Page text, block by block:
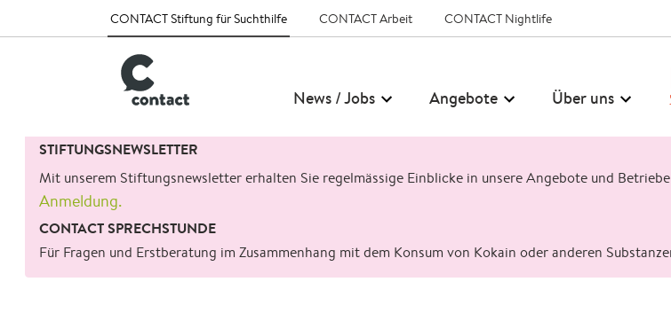
CONTACT Stiftung für Suchthilfe CONTACT Arbeit CONTACT Nightlife
News / Jobs Angebote Über uns
nach:
STIFTUNGSNEWSLETTER
Mit unserem Stiftungsnewsletter erhalten Sie regelmässige Einblicke in unsere Angebote und
Anmeldung.
CONTACT SPRECHSTUNDE
Für Fragen und Erstberatung im Zusammenhang mit dem Konsum von Kokain oder anderen